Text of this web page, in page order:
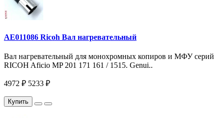
AE011086 Ricoh Вал нагревательный
Вал нагревательный для монохромных копиров и МФУ серий
RICOH Aficio MP 201 171 161 / 1515. Genui..
4972 ₽ 5233 ₽
Купить